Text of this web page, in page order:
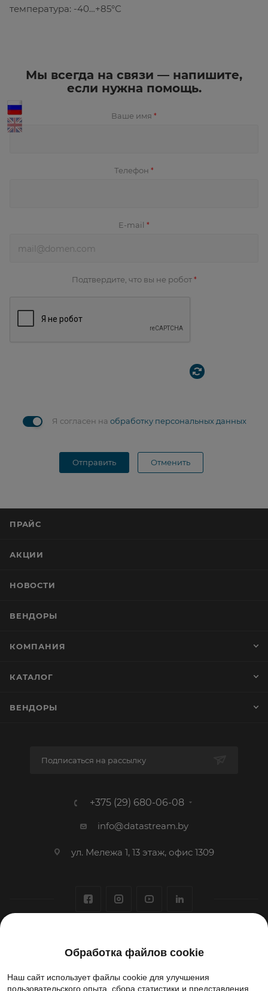
температура: -40…+85°С
Мы всегда на связи — напишите,
если нужна помощь.
Ваше имя *
Телефон *
E-mail *
Подтвердите, что вы не робот *
Я согласен на обработку персональных данных
Отправить Отменить
ПРАЙС
АКЦИИ
НОВОСТИ
ВЕНДОРЫ
КОМПАНИЯ
КАТАЛОГ
ВЕНДОРЫ
Подписаться на рассылку
+375 (29) 680-06-08
info@datastream.by
ул. Мележа 1, 13 этаж, офис 1309